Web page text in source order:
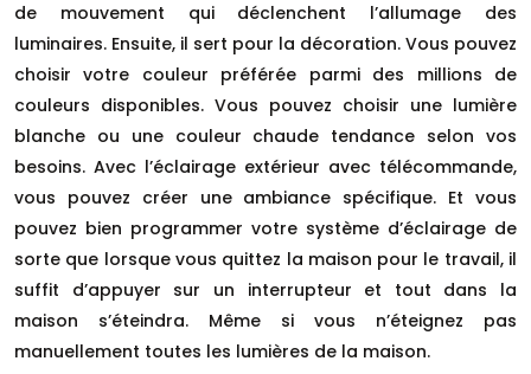
de mouvement qui déclenchent l’allumage des
luminaires. Ensuite, il sert pour la décoration. Vous pouvez
choisir votre couleur préférée parmi des millions de
couleurs disponibles. Vous pouvez choisir une lumière
blanche ou une couleur chaude tendance selon vos
besoins. Avec l’éclairage extérieur avec télécommande,
vous pouvez créer une ambiance spécifique. Et vous
pouvez bien programmer votre système d’éclairage de
sorte que lorsque vous quittez la maison pour le travail, il
suffit d’appuyer sur un interrupteur et tout dans la
maison s’éteindra. Même si vous n’éteignez pas
manuellement toutes les lumières de la maison.